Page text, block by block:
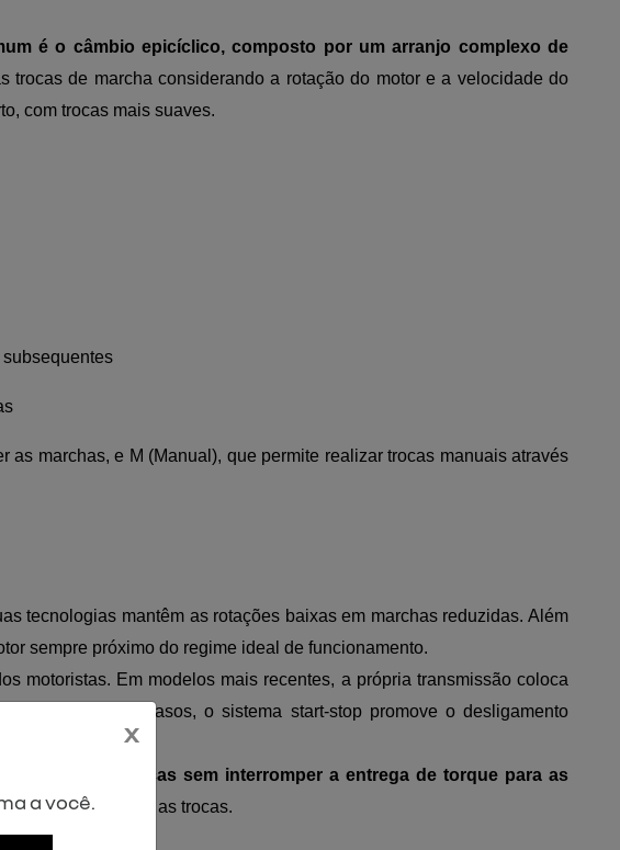
é o câmbio epicíclico, composto por um arranjo complexo de
trocas de marcha considerando a rotação do motor e a velocidade do
com trocas mais suaves.
marchas, e M (Manual), que permite realizar trocas manuais através
tecnologias mantêm as rotações baixas em marchas reduzidas. Além
sempre próximo do regime ideal de funcionamento.
motoristas. Em modelos mais recentes, a própria transmissão coloca
Em outros casos, o sistema start-stop promove o desligamento
realizar mudanças sem interromper a entrega de torque para as
do motor durante as trocas.
x
a você.